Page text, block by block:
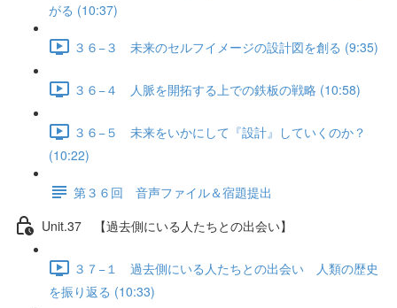
がる (10:37)
３６−３ 未来のセルフイメージの設計図を創る (9:35)
３６−４ 人脈を開拓する上での鉄板の戦略 (10:58)
３６−５ 未来をいかにして『設計』していくのか？
(10:22)
第３６回 音声ファイル＆宿題提出
Unit.37 【過去側にいる人たちとの出会い】
３７−１ 過去側にいる人たちとの出会い 人類の歴史
を振り返る (10:33)